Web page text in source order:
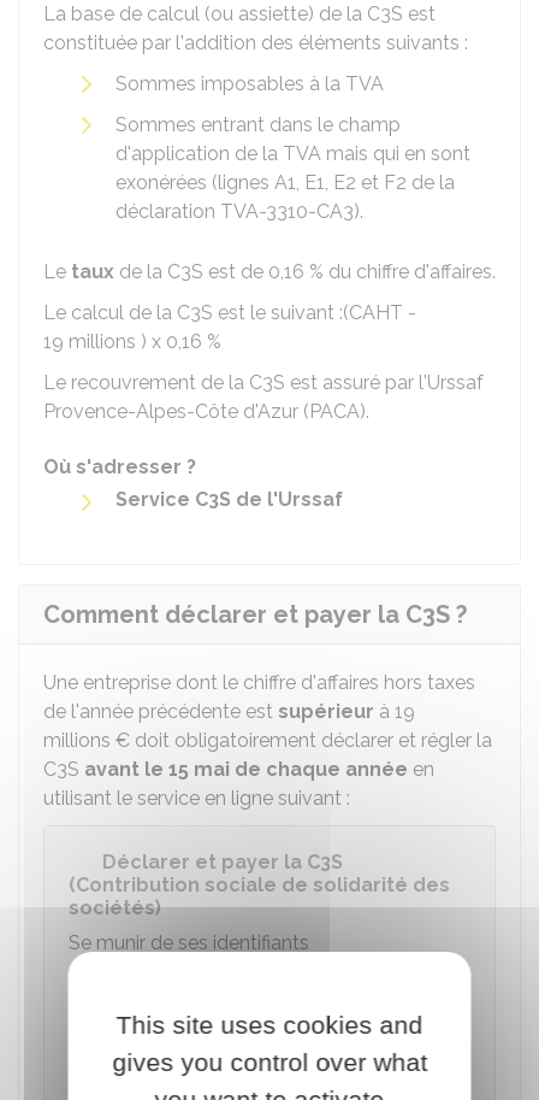
La base de calcul (ou assiette) de la C3S est
constituée par l'addition des éléments suivants :
Sommes imposables à la TVA
Sommes entrant dans le champ
d'application de la TVA mais qui en sont
exonérées (lignes A1, E1, E2 et F2 de la
déclaration TVA-3310-CA3).
Le taux de la C3S est de 0,16 % du chiffre d'affaires.
Le calcul de la C3S est le suivant :(CAHT -
19 millions ) x 0,16 %
Le recouvrement de la C3S est assuré par l'Urssaf
Provence-Alpes-Côte d'Azur (PACA).
Où s'adresser ?
Service C3S de l'Urssaf
Comment déclarer et payer la C3S ?
Une entreprise dont le chiffre d'affaires hors taxes
de l'année précédente est supérieur à 19
millions € doit obligatoirement déclarer et régler la
C3S avant le 15 mai de chaque année en
utilisant le service en ligne suivant :
Déclarer et payer la C3S
(Contribution sociale de solidarité des
sociétés)
Se munir de ses identifiants
Net-entreprises-GIP Modernisation des déclarations
sociales
This site uses cookies and
gives you control over what